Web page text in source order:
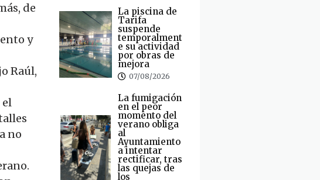
de
y
Raúl,
el
no
La piscina de
Tarifa
suspende
temporalment
e su actividad
por obras de
mejora
07/08/2026
La fumigación
en el peor
momento del
verano obliga
al
Ayuntamiento
a intentar
rectificar, tras
las quejas de
los